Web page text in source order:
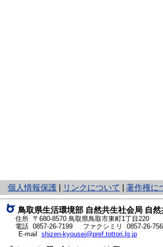
個人情報保護
と
り
ネ
ッ
ト
へ
の
リンクについて 著作権に
鳥取県生活環境部 自然共生社会局 自然
住所 〒680-8570 鳥取県鳥取市東町1丁目220
電話 0857-26-7199
ファクシミリ 0857-26-
E-mail shizen-kyousei@pref.tottori.lg.jp